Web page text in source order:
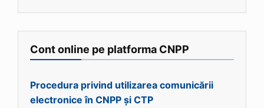
Cont online pe platforma CNPP
Procedura privind utilizarea comunicării
electronice în CNPP și CTP